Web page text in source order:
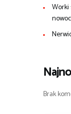
Worki
Brak